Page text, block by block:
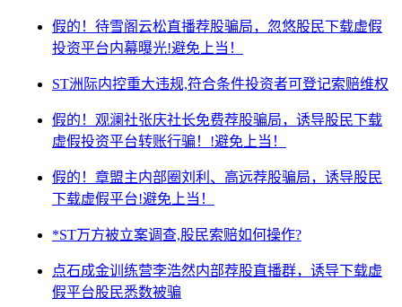
假的！待雪阁云松直播荐股骗局，忽悠股民下载虚假
投资平台内幕曝光!避免上当！
ST洲际内控重大违规,符合条件投资者可登记索赔维权
假的！观澜社张庆社长免费荐股骗局，诱导股民下载
虚假投资平台转账行骗！!避免上当！
假的！章盟主内部圈刘利、高远荐股骗局，诱导股民
下载虚假平台!避免上当！
*ST万方被立案调查,股民索赔如何操作?
点石成金训练营李浩然内部荐股直播群，诱导下载虚
假平台股民悉数被骗